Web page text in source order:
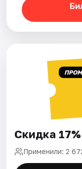
Скидка
Применили: 2